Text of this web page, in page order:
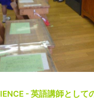
- 英語講師として